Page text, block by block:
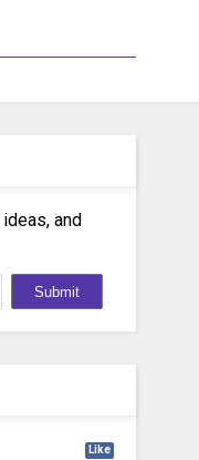
and
Like